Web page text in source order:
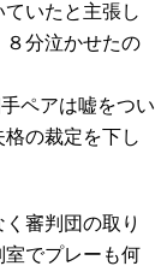
いたと主張し
分泣かせたの
ペアは嘘をつい
の裁定を下し
審判団の取り
室でプレーも何